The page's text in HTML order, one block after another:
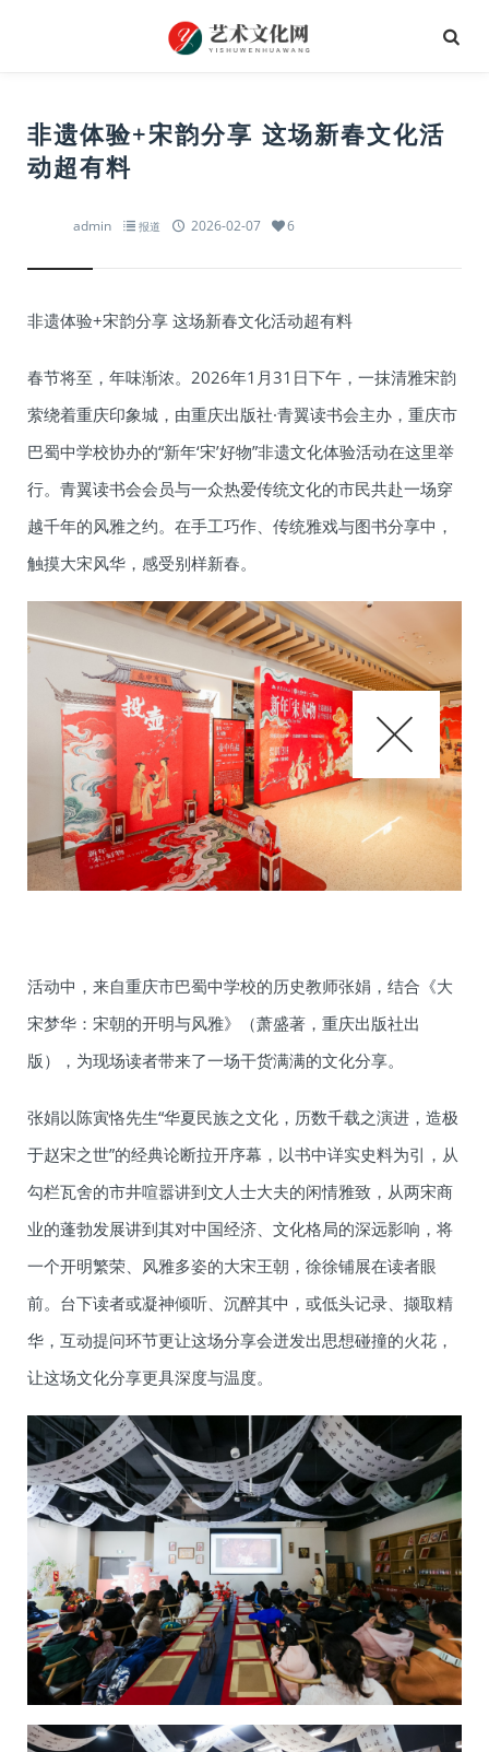
非遗体验+宋韵分享 这场新春文化活
动超有料
admin 报道 2026-02-07 6
非遗体验+宋韵分享 这场新春文化活动超有料
春节将至，年味渐浓。2026年1月31日下午，一抹清雅宋韵
萦绕着重庆印象城，由重庆出版社·青翼读书会主办，重庆市
巴蜀中学校协办的“新年‘宋’好物”非遗文化体验活动在这里举
行。青翼读书会会员与一众热爱传统文化的市民共赴一场穿
越千年的风雅之约。在手工巧作、传统雅戏与图书分享中，
触摸大宋风华，感受别样新春。
活动中，来自重庆市巴蜀中学校的历史教师张娟，结合《大
宋梦华：宋朝的开明与风雅》（萧盛著，重庆出版社出
版），为现场读者带来了一场干货满满的文化分享。
张娟以陈寅恪先生“华夏民族之文化，历数千载之演进，造极
于赵宋之世”的经典论断拉开序幕，以书中详实史料为引，从
勾栏瓦舍的市井喧嚣讲到文人士大夫的闲情雅致，从两宋商
业的蓬勃发展讲到其对中国经济、文化格局的深远影响，将
一个开明繁荣、风雅多姿的大宋王朝，徐徐铺展在读者眼
前。台下读者或凝神倾听、沉醉其中，或低头记录、撷取精
华，互动提问环节更让这场分享会迸发出思想碰撞的火花，
让这场文化分享更具深度与温度。